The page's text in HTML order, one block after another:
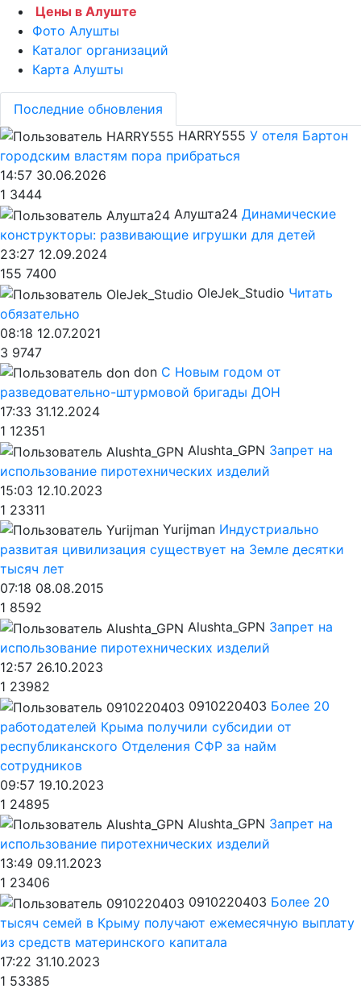
Цены в Алуште
Фото Алушты
Каталог организаций
Карта Алушты
Последние обновления
HARRY555 У отеля Бартон
городским властям пора прибраться
14:57 30.06.2026
1 3444
Алушта24 Динамические
конструкторы: развивающие игрушки для детей
23:27 12.09.2024
155 7400
OleJek_Studio Читать
обязательно
08:18 12.07.2021
3 9747
don С Новым годом от
разведовательно-штурмовой бригады ДОН
17:33 31.12.2024
1 12351
Alushta_GPN Запрет на
использование пиротехнических изделий
15:03 12.10.2023
1 23311
Yurijman Индустриально
развитая цивилизация существует на Земле десятки
тысяч лет
07:18 08.08.2015
1 8592
Alushta_GPN Запрет на
использование пиротехнических изделий
12:57 26.10.2023
1 23982
0910220403 Более 20
работодателей Крыма получили субсидии от
республиканского Отделения СФР за найм
сотрудников
09:57 19.10.2023
1 24895
Alushta_GPN Запрет на
использование пиротехнических изделий
13:49 09.11.2023
1 23406
0910220403 Более 20
тысяч семей в Крыму получают ежемесячную выплату
из средств материнского капитала
17:22 31.10.2023
1 53385